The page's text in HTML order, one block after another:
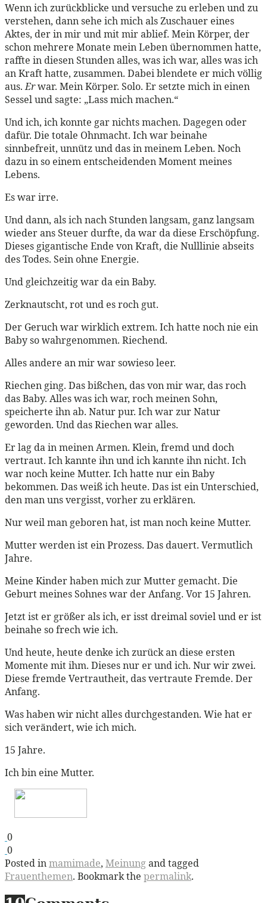
Wenn ich zurückblicke und versuche zu erleben und zu
verstehen, dann sehe ich mich als Zuschauer eines
Aktes, der in mir und mit mir ablief. Mein Körper, der
schon mehrere Monate mein Leben übernommen hatte,
raffte in diesen Stunden alles, was ich war, alles was ich
an Kraft hatte, zusammen. Dabei blendete er mich völlig
aus.Erwar. Mein Körper. Solo. Er setzte mich in einen
Sessel und sagte: „Lass mich machen.“
Und ich, ich konnte gar nichts machen. Dagegen oder
dafür. Die totale Ohnmacht. Ich war beinahe
sinnbefreit, unnütz und das in meinem Leben. Noch
dazu in so einem entscheidenden Moment meines
Lebens.
Es war irre.
Und dann, als ich nach Stunden langsam, ganz langsam
wieder ans Steuer durfte, da war da diese Erschöpfung.
Dieses gigantische Ende von Kraft, die Nulllinie abseits
des Todes. Sein ohne Energie.
Und gleichzeitig war da ein Baby.
Zerknautscht, rot und es roch gut.
Der Geruch war wirklich extrem. Ich hatte noch nie ein
Baby so wahrgenommen. Riechend.
Alles andere an mir war sowieso leer.
Riechen ging. Das bißchen, das von mir war, das roch
das Baby. Alles was ich war, roch meinen Sohn,
speicherte ihn ab. Natur pur. Ich war zur Natur
geworden. Und das Riechen war alles.
Er lag da in meinen Armen. Klein, fremd und doch
vertraut. Ich kannte ihn und ich kannte ihn nicht. Ich
war noch keine Mutter. Ich hatte nur ein Baby
bekommen. Das weiß ich heute. Das ist ein Unterschied,
den man uns vergisst, vorher zu erklären.
Nur weil man geboren hat, ist man noch keine Mutter.
Mutter werden ist ein Prozess. Das dauert. Vermutlich
Jahre.
Meine Kinder haben mich zur Mutter gemacht. Die
Geburt meines Sohnes war der Anfang. Vor 15 Jahren.
Jetzt ist er größer als ich, er isst dreimal soviel und er ist
beinahe so frech wie ich.
Und heute, heute denke ich zurück an diese ersten
Momente mit ihm. Dieses nur er und ich. Nur wir zwei.
Diese fremde Vertrautheit, das vertraute Fremde. Der
Anfang.
Was haben wir nicht alles durchgestanden. Wie hat er
sich verändert, wie ich mich.
15 Jahre.
Ich bin eine Mutter.
0
0
Posted inmamimade, Meinungand tagged
Frauenthemen. Bookmark the permalink.